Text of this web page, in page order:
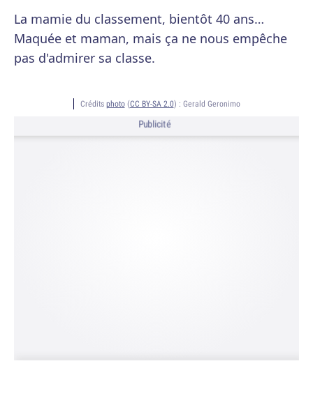
La mamie du classement, bientôt 40 ans…
Maquée et maman, mais ça ne nous empêche
pas d'admirer sa classe.
Crédits photo(CC BY-SA 2.0) : Gerald Geronimo
Publicité